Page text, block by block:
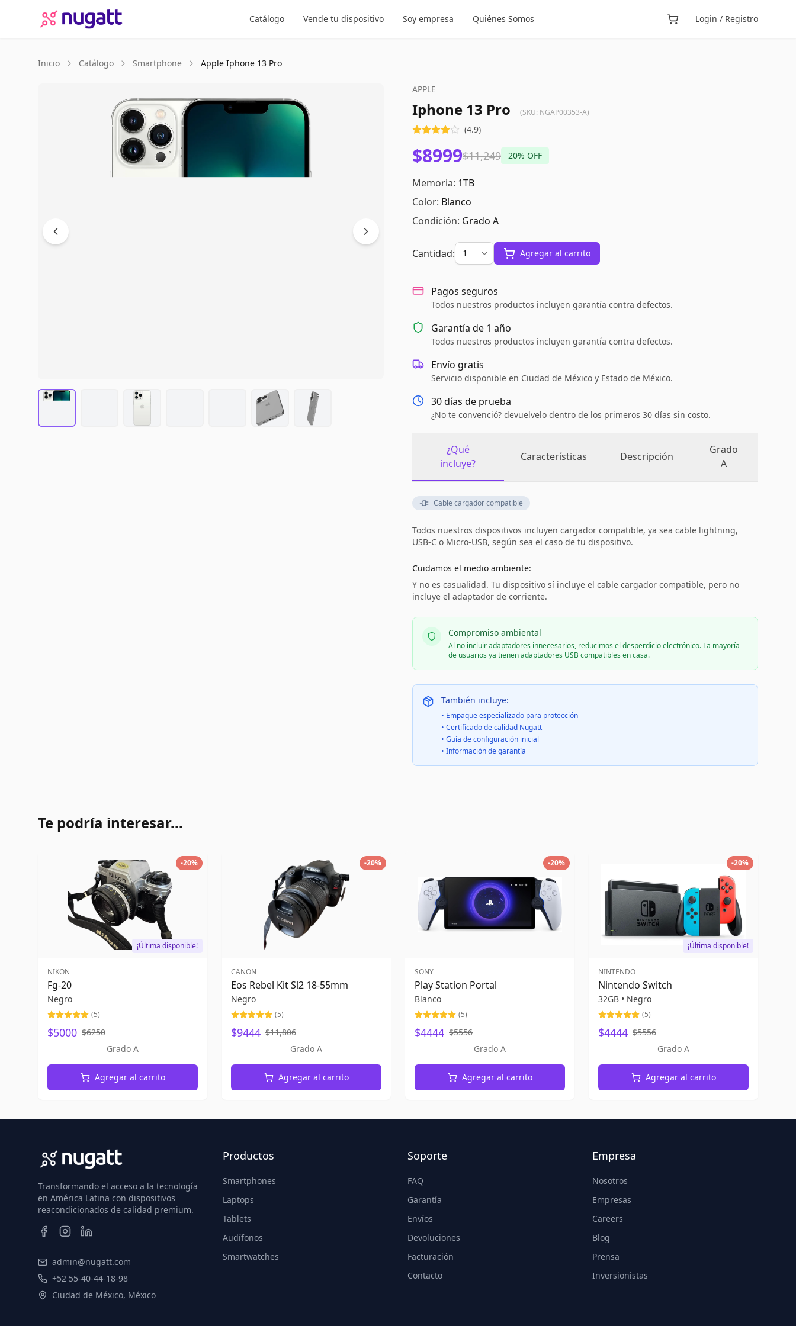
Catálogo Vende tu dispositivo Soy empresa Quiénes Somos Login / Registro
Inicio Catálogo Smartphone Apple Iphone 13 Pro
APPLE
Iphone 13 Pro (SKU: NGAP00353-A)
(4.9)
$8999$11,249 20% OFF
Memoria: 1TB
Color: Blanco
Condición: Grado A
Cantidad: Agregar al carrito
Pagos seguros
Todos nuestros productos incluyen garantía contra defectos.
Garantía de 1 año
Todos nuestros productos incluyen garantía contra defectos.
Envío gratis
Servicio disponible en Ciudad de México y Estado de México.
30 días de prueba
¿No te convenció? devuelvelo dentro de los primeros 30 días sin costo.
¿Qué
incluye?
Características Descripción
Grado
A
Cable cargador compatible
Todos nuestros dispositivos incluyen cargador compatible, ya sea cable lightning,
USB-C o Micro-USB, según sea el caso de tu dispositivo.
Cuidamos el medio ambiente:
Y no es casualidad. Tu dispositivo sí incluye el cable cargador compatible, pero no
incluye el adaptador de corriente.
Compromiso ambiental
Al no incluir adaptadores innecesarios, reducimos el desperdicio electrónico. La mayoría
de usuarios ya tienen adaptadores USB compatibles en casa.
También incluye:
• Empaque especializado para protección
• Certificado de calidad Nugatt
• Guía de configuración inicial
• Información de garantía
Te podría interesar...
-20%
¡Última disponible!
NIKON
Fg-20
Negro
(5)
$5000 $6250
Grado A
Agregar al carrito
-20%
CANON
Eos Rebel Kit Sl2 18-55mm
Negro
(5)
$9444 $11,806
Grado A
Agregar al carrito
-20%
SONY
Play Station Portal
Blanco
(5)
$4444 $5556
Grado A
Agregar al carrito
-20%
¡Última disponible!
NINTENDO
Nintendo Switch
32GB • Negro
(5)
$4444 $5556
Grado A
Agregar al carrito
Transformando el acceso a la tecnología
en América Latina con dispositivos
reacondicionados de calidad premium.
admin@nugatt.com
+52 55-40-44-18-98
Ciudad de México, México
Productos
Smartphones
Laptops
Tablets
Audífonos
Smartwatches
Soporte
FAQ
Garantía
Envíos
Devoluciones
Facturación
Contacto
Empresa
Nosotros
Empresas
Careers
Blog
Prensa
Inversionistas